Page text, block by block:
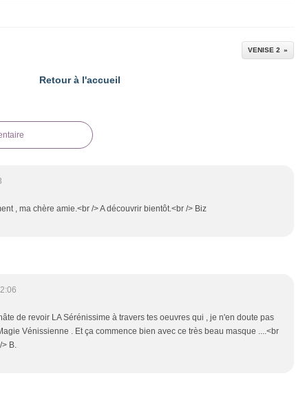
VENISE 2
Retour à l'accueil
, ma chère amie.<br /> A découvrir bientôt.<br /> Biz
de revoir LA Sérénissime à travers tes oeuvres qui , je n'en doute pas
Vénissienne . Et ça commence bien avec ce très beau masque ....<br
> B.